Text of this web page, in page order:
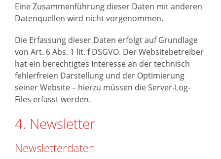
Eine Zusammenführung dieser Daten mit anderen
Datenquellen wird nicht vorgenommen.
Die Erfassung dieser Daten erfolgt auf Grundlage
von Art. 6 Abs. 1 lit. f DSGVO. Der Websitebetreiber
hat ein berechtigtes Interesse an der technisch
fehlerfreien Darstellung und der Optimierung
seiner Website – hierzu müssen die Server-Log-
Files erfasst werden.
4. Newsletter
Newsletterdaten